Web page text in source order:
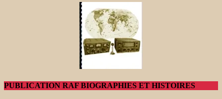
PUBLICATION RAF BIOGRAPHIES ET HISTOIRES